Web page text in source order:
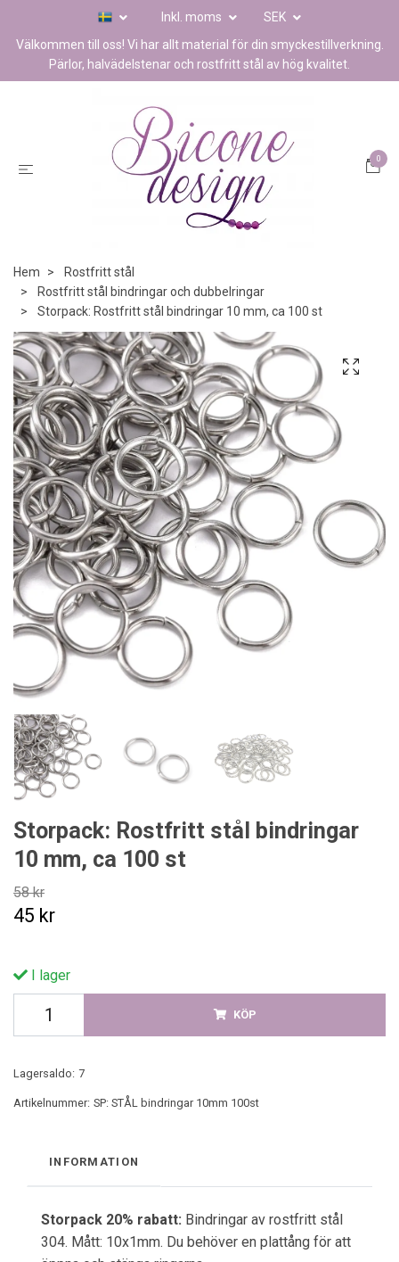
Inkl. moms
SEK
Välkommen till oss! Vi har allt material för din smyckestillverkning.
Pärlor, halvädelstenar och rostfritt stål av hög kvalitet.
0
Hem
Rostfritt stål
Rostfritt stål bindringar och dubbelringar
Storpack: Rostfritt stål bindringar 10 mm, ca 100 st
Storpack: Rostfritt stål bindringar
10 mm, ca 100 st
58 kr
45 kr
I lager
KÖP
Lagersaldo: 7
Artikelnummer: SP: STÅL bindringar 10mm 100st
INFORMATION
Storpack 20% rabatt: Bindringar av rostfritt stål
304. Mått: 10x1mm. Du behöver en plattång för att